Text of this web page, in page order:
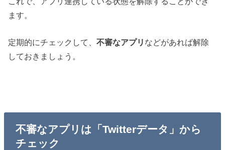
ます。
定期的にチェックして、不審なアプリ などがあれば解除
しておきましょう。
不審なアプリは「Twitterデータ」から
チェック